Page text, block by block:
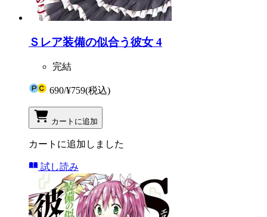
Ｓレア装備の似合う彼女 4
完結
690/¥759(税込)
カートに追加
カートに追加しました
試し読み